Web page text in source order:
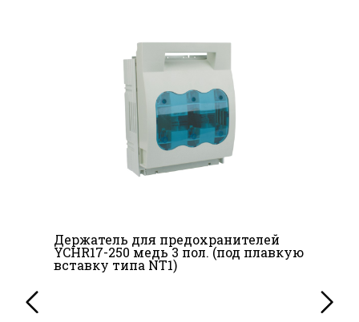
Держатель для предохранителей
YCHR17-250 медь 3 пол. (под плавкую
вставку типа NT1)